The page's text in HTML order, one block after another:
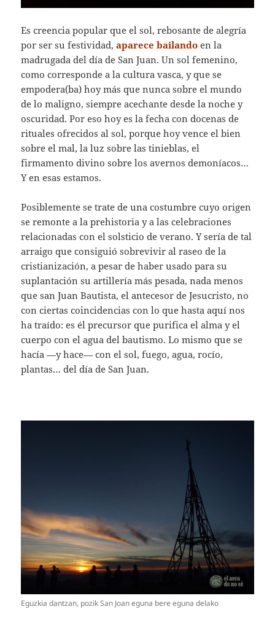
Es creencia popular que el sol, rebosante de alegría
por ser su festividad,aparece bailando en la
madrugada del día de San Juan. Un sol femenino,
como corresponde a la cultura vasca, y que se
empodera(ba) hoy más que nunca sobre el mundo
de lo maligno, siempre acechante desde la noche y
oscuridad. Por eso hoy es la fecha con docenas de
rituales ofrecidos al sol, porque hoy vence el bien
sobre el mal, la luz sobre las tinieblas, el
firmamento divino sobre los avernos demoníacos…
Y en esas estamos.
Posiblemente se trate de una costumbre cuyo origen
se remonte a la prehistoria y a las celebraciones
relacionadas con el solsticio de verano. Y sería de tal
arraigo que consiguió sobrevivir al raseo de la
cristianización, a pesar de haber usado para su
suplantación su artillería más pesada, nada menos
que san Juan Bautista, el antecesor de Jesucristo, no
con ciertas coincidencias con lo que hasta aquí nos
ha traído: es él precursor que purifica el alma y el
cuerpo con el agua del bautismo. Lo mismo que se
hacía —y hace— con el sol, fuego, agua, rocío,
plantas… del día de San Juan.
Eguzkia dantzan, pozik San Joan eguna bere eguna delako